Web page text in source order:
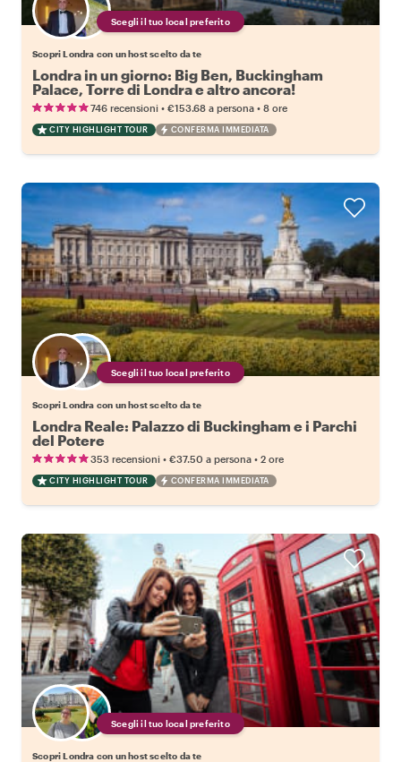
Scegli il tuo local preferito
Scopri Londra con un host scelto da te
Londra in un giorno: Big Ben, Buckingham
Palace, Torre di Londra e altro ancora!
746 recensioni • €153.68 a persona • 8 ore
CITY HIGHLIGHT TOUR CONFERMA IMMEDIATA
Scegli il tuo local preferito
Scopri Londra con un host scelto da te
Londra Reale: Palazzo di Buckingham e i Parchi
del Potere
353 recensioni • €37.50 a persona • 2 ore
CITY HIGHLIGHT TOUR CONFERMA IMMEDIATA
Scegli il tuo local preferito
Scopri Londra con un host scelto da te